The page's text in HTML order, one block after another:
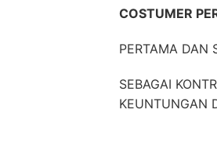
COSTUMER
PERTAMA DAN
SEBAGAI
KEUNTUNGAN